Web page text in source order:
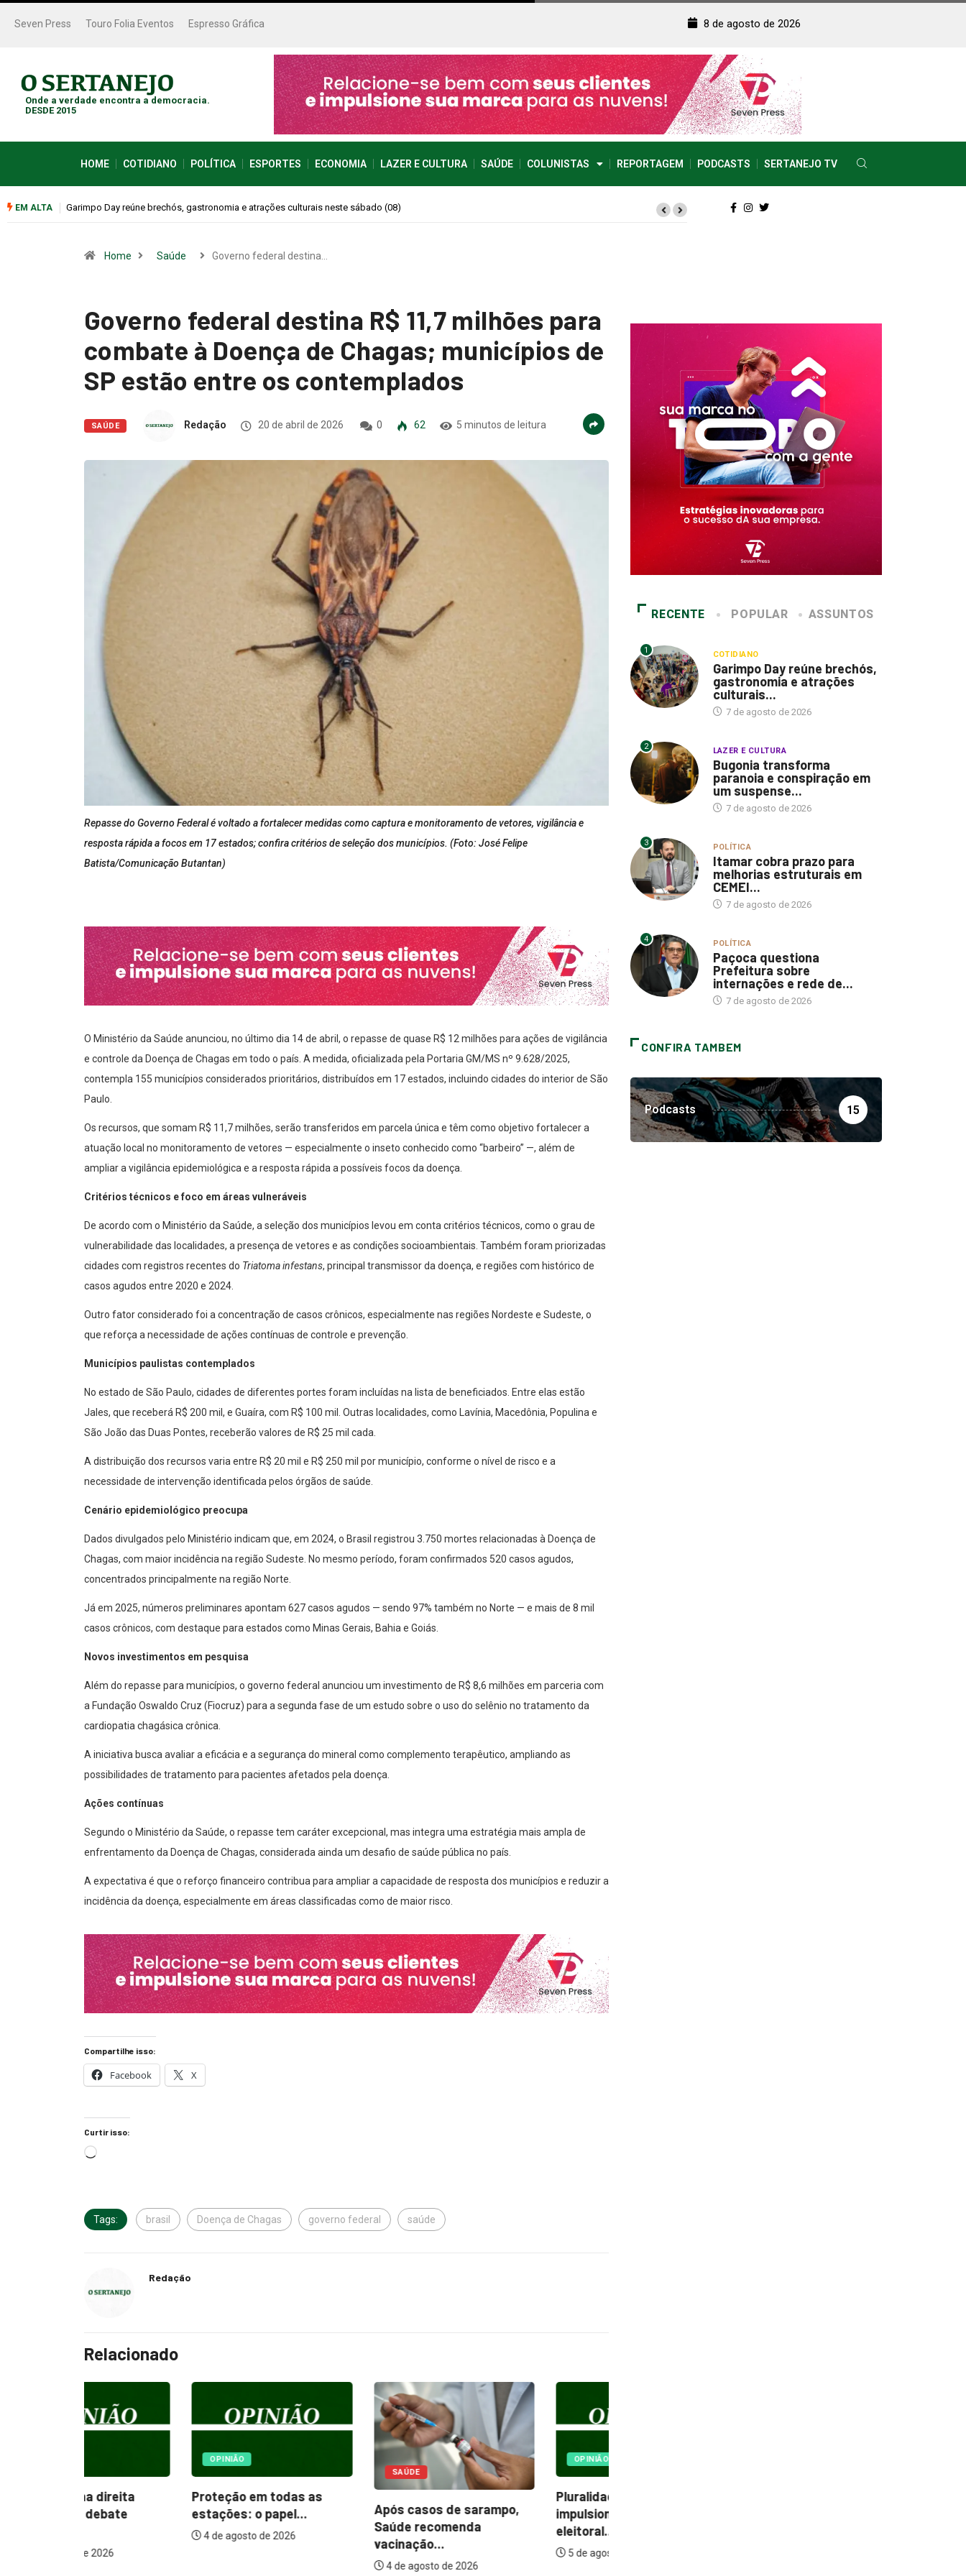
Seven Press Touro Folia Eventos Espresso Gráfica 8 de agosto de 2026
Onde a verdade encontra a democracia.
DESDE 2015
HOME COTIDIANO POLÍTICA ESPORTES ECONOMIA LAZER E CULTURA SAÚDE COLUNISTAS REPORTAGEM PODCASTS SERTANEJO TV
EM ALTA Bugonia transforma paranoia e conspiração em um suspense imprevisível
Home Saúde Governo federal destina…
Governo federal destina R$ 11,7 milhões para
combate à Doença de Chagas; municípios de
SP estão entre os contemplados
SAÚDE Redação 20 de abril de 2026 0 62 5 minutos de leitura
Repasse do Governo Federal é voltado a fortalecer medidas como captura e monitoramento de vetores, vigilância e
resposta rápida a focos em 17 estados; confira critérios de seleção dos municípios. (Foto: José Felipe
Batista/Comunicação Butantan)
O Ministério da Saúde anunciou, no último dia 14 de abril, o repasse de quase R$ 12 milhões para ações de vigilância
e controle da Doença de Chagas em todo o país. A medida, oficializada pela Portaria GM/MS nº 9.628/2025,
contempla 155 municípios considerados prioritários, distribuídos em 17 estados, incluindo cidades do interior de São
Paulo.
Os recursos, que somam R$ 11,7 milhões, serão transferidos em parcela única e têm como objetivo fortalecer a
atuação local no monitoramento de vetores — especialmente o inseto conhecido como “barbeiro” —, além de
ampliar a vigilância epidemiológica e a resposta rápida a possíveis focos da doença.
Critérios técnicos e foco em áreas vulneráveis
De acordo com o Ministério da Saúde, a seleção dos municípios levou em conta critérios técnicos, como o grau de
vulnerabilidade das localidades, a presença de vetores e as condições socioambientais. Também foram priorizadas
cidades com registros recentes do Triatoma infestans, principal transmissor da doença, e regiões com histórico de
casos agudos entre 2020 e 2024.
Outro fator considerado foi a concentração de casos crônicos, especialmente nas regiões Nordeste e Sudeste, o
que reforça a necessidade de ações contínuas de controle e prevenção.
Municípios paulistas contemplados
No estado de São Paulo, cidades de diferentes portes foram incluídas na lista de beneficiados. Entre elas estão
Jales, que receberá R$ 200 mil, e Guaíra, com R$ 100 mil. Outras localidades, como Lavínia, Macedônia, Populina e
São João das Duas Pontes, receberão valores de R$ 25 mil cada.
A distribuição dos recursos varia entre R$ 20 mil e R$ 250 mil por município, conforme o nível de risco e a
necessidade de intervenção identificada pelos órgãos de saúde.
Cenário epidemiológico preocupa
Dados divulgados pelo Ministério indicam que, em 2024, o Brasil registrou 3.750 mortes relacionadas à Doença de
Chagas, com maior incidência na região Sudeste. No mesmo período, foram confirmados 520 casos agudos,
concentrados principalmente na região Norte.
Já em 2025, números preliminares apontam 627 casos agudos — sendo 97% também no Norte — e mais de 8 mil
casos crônicos, com destaque para estados como Minas Gerais, Bahia e Goiás.
Novos investimentos em pesquisa
Além do repasse para municípios, o governo federal anunciou um investimento de R$ 8,6 milhões em parceria com
a Fundação Oswaldo Cruz (Fiocruz) para a segunda fase de um estudo sobre o uso do selênio no tratamento da
cardiopatia chagásica crônica.
A iniciativa busca avaliar a eficácia e a segurança do mineral como complemento terapêutico, ampliando as
possibilidades de tratamento para pacientes afetados pela doença.
Ações contínuas
Segundo o Ministério da Saúde, o repasse tem caráter excepcional, mas integra uma estratégia mais ampla de
enfrentamento da Doença de Chagas, considerada ainda um desafio de saúde pública no país.
A expectativa é que o reforço financeiro contribua para ampliar a capacidade de resposta dos municípios e reduzir a
incidência da doença, especialmente em áreas classificadas como de maior risco.
Compartilhe isso:
Facebook X
Curtir isso:
Tags: brasil Doença de Chagas governo federal saúde
Redação
Relacionado
Proteção em todas as
estações: o papel...
Após casos de sarampo,
Saúde recomenda
vacinação...
OPINIÃO
Pluralidade na direita
impulsiona o debate
eleitoral...
RECENTE POPULAR ASSUNTOS
1 COTIDIANO
Garimpo Day reúne brechós,
gastronomia e atrações
culturais...
7 de agosto de 2026
2 LAZER E CULTURA
Bugonia transforma
paranoia e conspiração em
um suspense...
7 de agosto de 2026
3 POLÍTICA
Itamar cobra prazo para
melhorias estruturais em
CEMEI...
7 de agosto de 2026
4 POLÍTICA
Paçoca questiona
Prefeitura sobre
internações e rede de...
7 de agosto de 2026
CONFIRA TAMBEM
Podcasts 15